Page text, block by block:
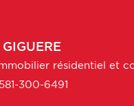
GIGUERE
résidentiel et
581-300-6491